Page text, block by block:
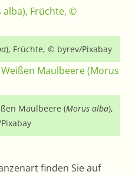
), Früchte, © byrev/Pixabay
Maulbeere (Morus alba),
finden Sie auf